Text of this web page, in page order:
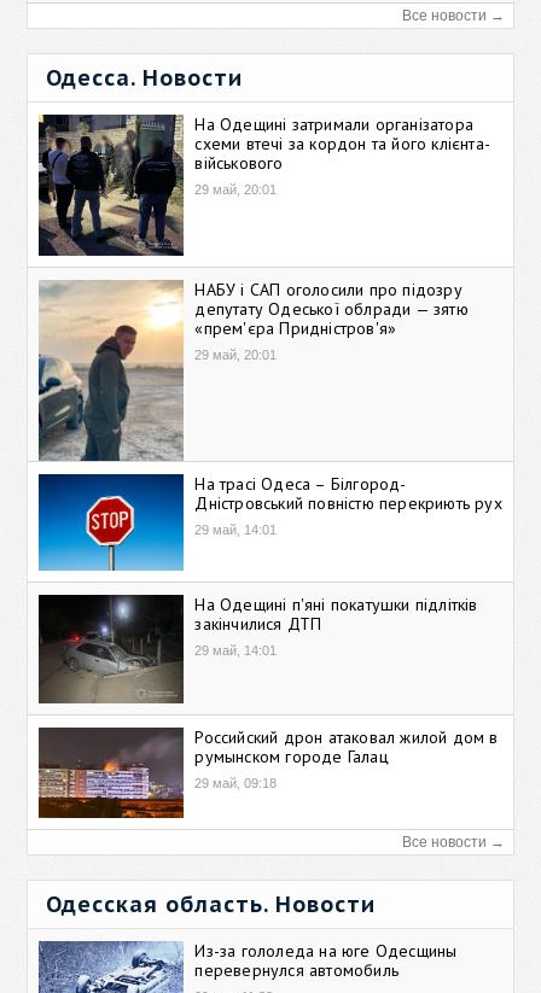
Все новости →
Одесса. Новости
На Одещині затримали організатора
схеми втечі за кордон та його клієнта-
військового
29 май, 20:01
НАБУ і САП оголосили про підозру
депутату Одеської облради — зятю
«прем'єра Придністров'я»
29 май, 20:01
На трасі Одеса – Білгород-
Дністровський повністю перекриють рух
29 май, 14:01
На Одещині п'яні покатушки підлітків
закінчилися ДТП
29 май, 14:01
Российский дрон атаковал жилой дом в
румынском городе Галац
29 май, 09:18
Все новости →
Одесская область. Новости
Из-за гололеда на юге Одесщины
перевернулся автомобиль